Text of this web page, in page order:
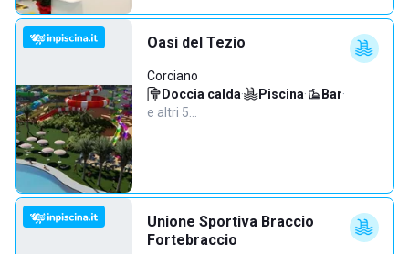
Oasi del Tezio
Corciano
Doccia calda· Piscina· Bar·
e altri 5…
Unione Sportiva Braccio
Fortebraccio